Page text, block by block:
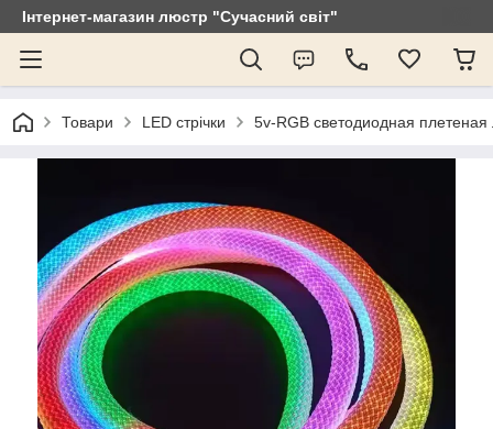
Інтернет-магазин люстр "Сучасний світ"
Товари LED стрічки 5v-RGB светодиодная